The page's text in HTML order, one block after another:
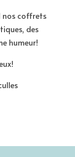
nos coffrets
des
humeur!